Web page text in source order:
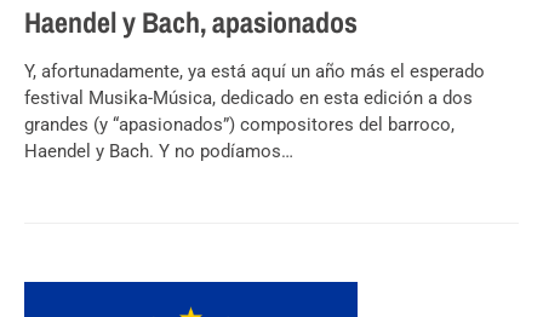
Haendel y Bach, apasionados
Y, afortunadamente, ya está aquí un año más el esperado
festival Musika-Música, dedicado en esta edición a dos
grandes (y “apasionados”) compositores del barroco,
Haendel y Bach. Y no podíamos…